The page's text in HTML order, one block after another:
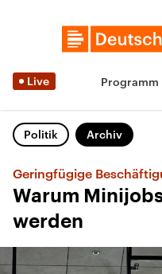
Live Programm
Politik Archiv
Geringfügige
Warum
werden